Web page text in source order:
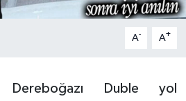
A- A+
Dereboğazı Duble yol